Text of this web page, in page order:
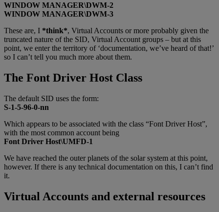
WINDOW MANAGER\DWM-2
WINDOW MANAGER\DWM-3
These are, I *think*, Virtual Accounts or more probably given the
truncated nature of the SID, Virtual Account groups – but at this
point, we enter the territory of ‘documentation, we’ve heard of that!’
so I can’t tell you much more about them.
The Font Driver Host Class
The default SID uses the form:
S-1-5-96-0-nn
Which appears to be associated with the class “Font Driver Host”,
with the most common account being
Font Driver Host\UMFD-1
We have reached the outer planets of the solar system at this point,
however. If there is any technical documentation on this, I can’t find
it.
Virtual Accounts and external resources